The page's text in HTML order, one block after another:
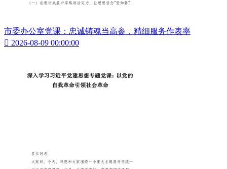
市委办公室党课：忠诚铸魂当高参，精细服务作表率
 2026-08-09 00:00:00